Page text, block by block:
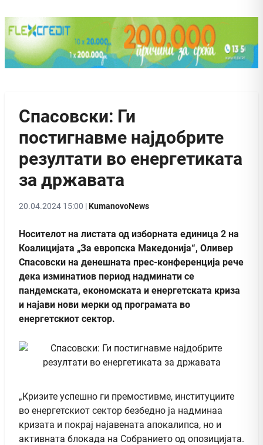
Спасовски: Ги
постигнавме најдобрите
резултати во енергетиката
за државата
20.04.2024 15:00 |KumanovoNews
Носителот на листата од изборната единица 2 на
Коалицијата „За европска Македонија“, Оливер
Спасовски на денешната прес-конференција рече
дека изминатиов период надминати се
пандемската, економската и енергетската криза
и најави нови мерки од програмата во
енергетскиот сектор.
„Кризите успешно ги премостивме, институциите
во енергетскиот сектор безбедно ја надминаа
кризата и покрај најавената апокалипса, но и
активната блокада на Собранието од опозицијата.